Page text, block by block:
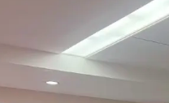
5月19日，福
话电子乐器